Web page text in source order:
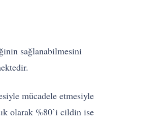
sağlanabilmesini
mücadele etmesiyle
olarak %80’i cildin ise